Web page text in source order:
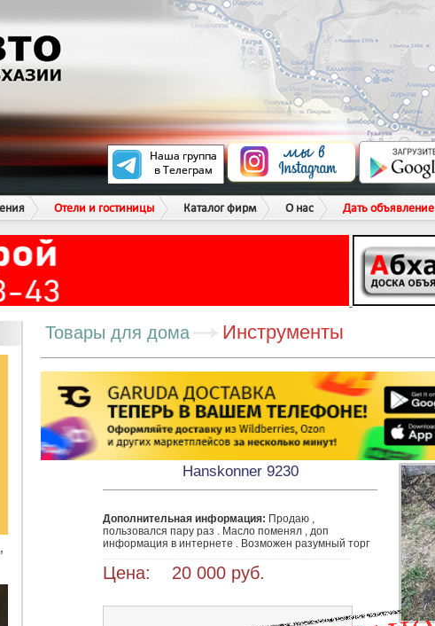
Отели и гостиницы Каталог фирм О нас Дать объявление
Товары для дома Инструменты
Hanskonner 9230
Дополнительная информация: Продаю ,
пользовался пару раз . Масло поменял , доп
информация в интернете . Возможен разумный торг
Цена: 20 000 руб.